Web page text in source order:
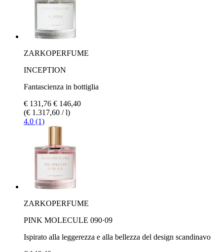
ZARKOPERFUME
INCEPTION
Fantascienza in bottiglia
€ 131,76 € 146,40
(€ 1.317,60 / l)
4.0 (1)
ZARKOPERFUME
PINK MOLECULE 090·09
Ispirato alla leggerezza e alla bellezza del design scandinavo